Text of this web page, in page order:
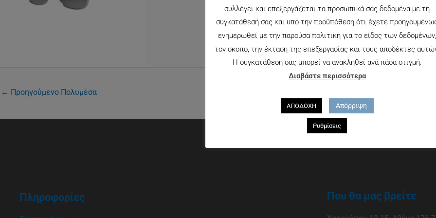
← Προηγούμενο Πολυμέσα
Πληροφορίες Που θα μας βρείτε
συλλέγει και επεξεργάζεται τα προσωπικά σας δεδομένα με τη
συγκατάθεσή σας και υπό την προϋπόθεση ότι έχετε
ενημερωθεί με την παρούσα πολιτική για το είδος των δεδομένων,
τον σκοπό, την έκταση της επεξεργασίας και τους αποδέκτες
Η συγκατάθεσή σας μπορεί να ανακληθεί ανά πάσα στιγμή.
Διαβάστε περισσότερα
ΑΠΟΔΟΧΗ Απόρριψη
Ρυθμίσεις